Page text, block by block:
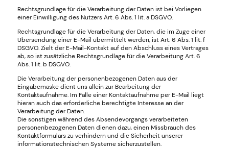
Rechtsgrundlage für die Verarbeitung der Daten ist bei Vorliegen
einer Einwilligung des Nutzers Art. 6 Abs. 1 lit. a DSGVO.
Rechtsgrundlage für die Verarbeitung der Daten, die im Zuge einer
Übersendung einer E-Mail übermittelt werden, ist Art. 6 Abs. 1 lit. f
DSGVO. Zielt der E-Mail-Kontakt auf den Abschluss eines Vertrages
ab, so ist zusätzliche Rechtsgrundlage für die Verarbeitung Art. 6
Abs. 1 lit. b DSGVO.
Die Verarbeitung der personenbezogenen Daten aus der
Eingabemaske dient uns allein zur Bearbeitung der
Kontaktaufnahme. Im Falle einer Kontaktaufnahme per E-Mail liegt
hieran auch das erforderliche berechtigte Interesse an der
Verarbeitung der Daten.
Die sonstigen während des Absendevorgangs verarbeiteten
personenbezogenen Daten dienen dazu, einen Missbrauch des
Kontaktformulars zu verhindern und die Sicherheit unserer
informationstechnischen Systeme sicherzustellen.